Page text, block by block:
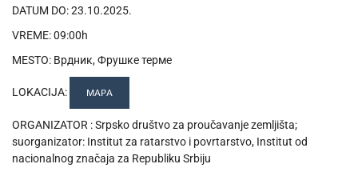
DATUM DO:23.10.2025.
VREME:09:00h
MESTO: Врдник, Фрушке терме
LOKACIJA: MAPA
ORGANIZATOR :Srpsko društvo za proučavanje zemljišta;
suorganizator: Institut za ratarstvo i povrtarstvo, Institut od
nacionalnog značaja za Republiku Srbiju